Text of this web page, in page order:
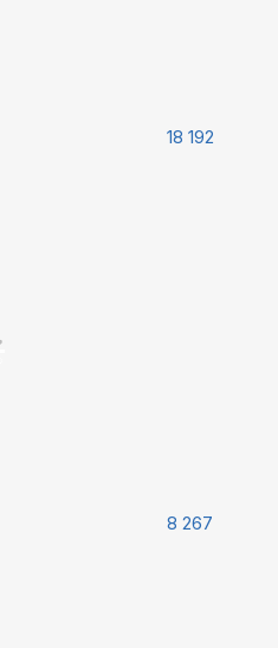
18 192
8 267